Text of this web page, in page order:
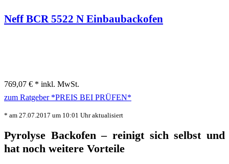
Neff BCR 5522 N Einbaubackofen
769,07 € * inkl. MwSt.
zum Ratgeber *PREIS BEI PRÜFEN*
* am 27.07.2017 um 10:01 Uhr aktualisiert
Pyrolyse Backofen – reinigt sich selbst und
hat noch weitere Vorteile